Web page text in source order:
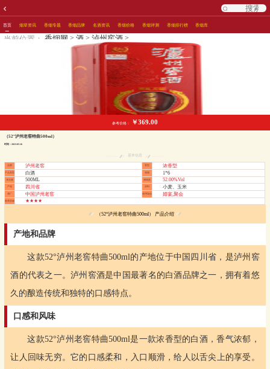
首页 烟草资讯 香烟专题 香烟品牌 名酒资讯 香烟价格 香烟评测 香烟排行榜 香烟库
当前位置： 香烟网 >酒 >泸州窖酒 >
参考价格： ￥369.00
（52°泸州老窖特曲500ml）
时间：2023-05-16
基本信息
品牌 泸州老窖 香型 浓香型
产品类型 白酒 1*6
净含量 500ML 酒精度 52.00%Vol
产地 四川省 小麦、玉米
酒厂 中国泸州老窖 使用场合 婚宴,聚会
推荐星级 ★★★★
（52°泸州老窖特曲500ml） 产品介绍
产地和品牌
这款52°泸州老窖特曲500ml的产地位于中国四川省，是泸州窖
酒的代表之一。泸州窖酒是中国最著名的白酒品牌之一，拥有着悠
久的酿造传统和独特的口感特点。
口感和风味
这款52°泸州老窖特曲500ml是一款浓香型的白酒，香气浓郁，
让人回味无穷。它的口感柔和，入口顺滑，给人以舌尖上的享受。